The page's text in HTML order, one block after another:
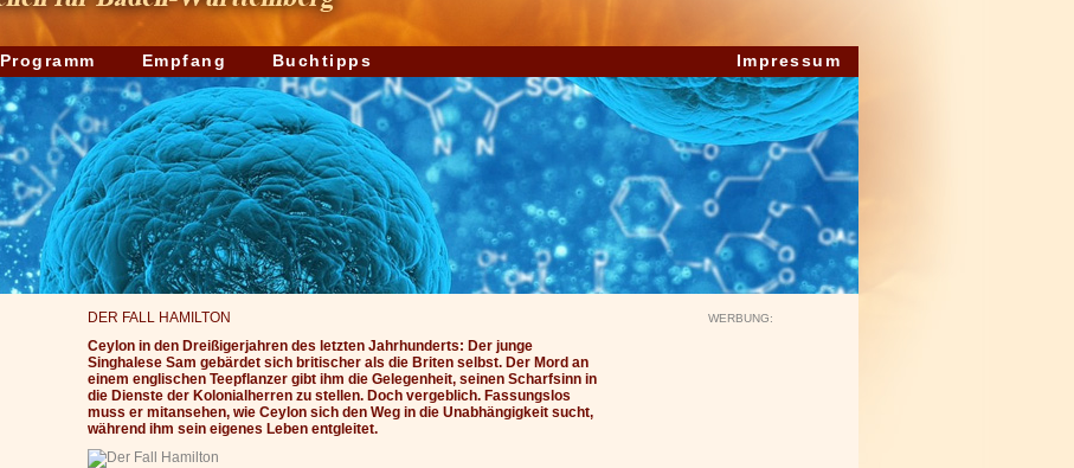
Programm Empfang Buchtipps Impressum
DER FALL HAMILTON
Ceylon in den Dreißigerjahren des letzten Jahrhunderts: Der junge
Singhalese Sam gebärdet sich britischer als die Briten selbst. Der Mord an
einem englischen Teepflanzer gibt ihm die Gelegenheit, seinen Scharfsinn in
die Dienste der Kolonialherren zu stellen. Doch vergeblich. Fassungslos
muss er mitansehen, wie Ceylon sich den Weg in die Unabhängigkeit sucht,
während ihm sein eigenes Leben entgleitet.
WERBUNG: